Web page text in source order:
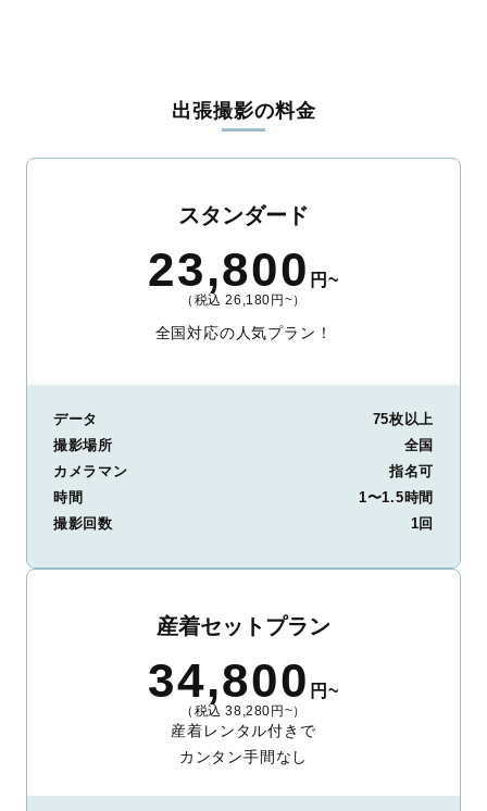
出張撮影の料金
スタンダード
23,800 円~
（税込 26,180円~）
全国対応の人気プラン！
データ
75枚以上
撮影場所
全国
カメラマン
指名可
時間
1〜1.5時間
撮影回数
1回
産着セットプラン
34,800 円~
（税込 38,280円~）
産着レンタル付きで
カンタン手間なし